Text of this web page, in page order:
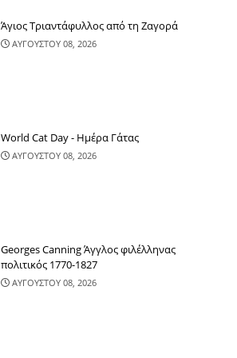
Άγιος Τριαντάφυλλος από τη Ζαγορά
ΑΥΓΟΥΣΤΟΥ 08, 2026
World Cat Day - Ημέρα Γάτας
ΑΥΓΟΥΣΤΟΥ 08, 2026
Georges Canning Άγγλος φιλέλληνας
πολιτικός 1770-1827
ΑΥΓΟΥΣΤΟΥ 08, 2026